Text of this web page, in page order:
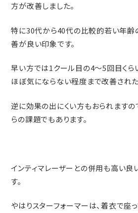
方が改善しました。
特に30代から40代の比較的若い年
善が良い印象です。
早い方では1クール目の4〜5回目くら
ほぼ気にならない程度まで改善された
逆に効果の出にくい方もおられますの
らの課題でもあります。
インティマレーザーとの併用も高い
す。
やはりスターフォーマーは、着衣で座